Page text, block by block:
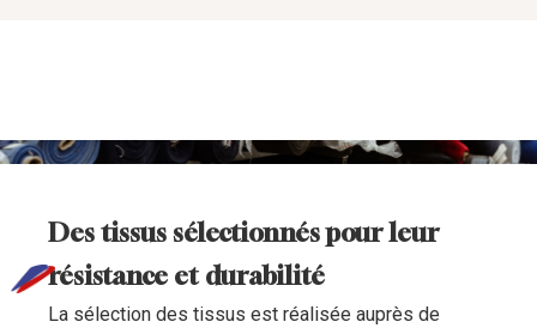
Des tissus sélectionnés pour leur
résistance et durabilité
La sélection des tissus est réalisée auprès de